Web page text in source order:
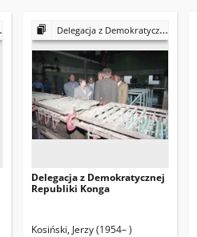
Delegacja z Demokratycznej Republiki Konga
Delegacja z Demokratycznej
Republiki Konga
Kosiński, Jerzy (1954– )